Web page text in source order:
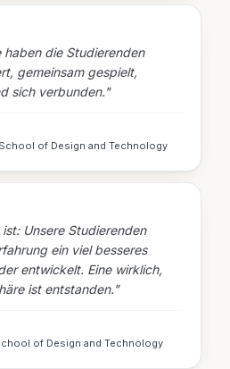
haben die Studierenden
gemeinsam gespielt,
sich verbunden."
of Design and Technology
Unsere Studierenden
ein viel besseres
entwickelt. Eine wirklich,
ist entstanden."
of Design and Technology